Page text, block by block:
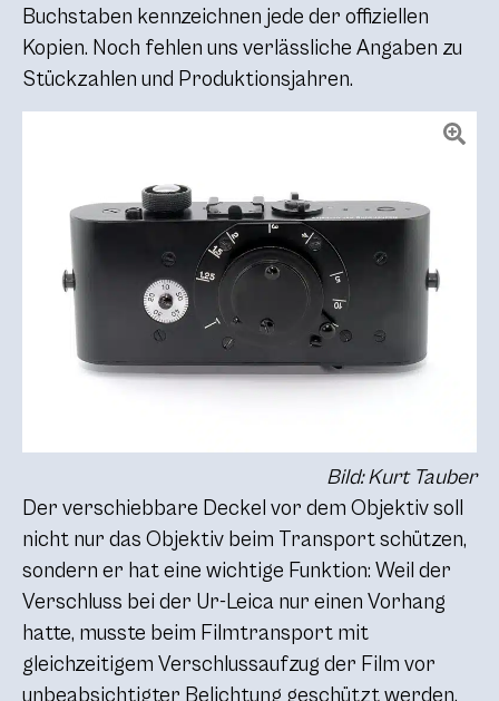
Buchstaben kennzeichnen jede der offiziellen
Kopien. Noch fehlen uns verlässliche Angaben zu
Stückzahlen und Produktionsjahren.
Bild: Kurt Tauber
Der verschiebbare Deckel vor dem Objektiv soll
nicht nur das Objektiv beim Transport schützen,
sondern er hat eine wichtige Funktion: Weil der
Verschluss bei der Ur-Leica nur einen Vorhang
hatte, musste beim Filmtransport mit
gleichzeitigem Verschlussaufzug der Film vor
unbeabsichtigter Belichtung geschützt werden.